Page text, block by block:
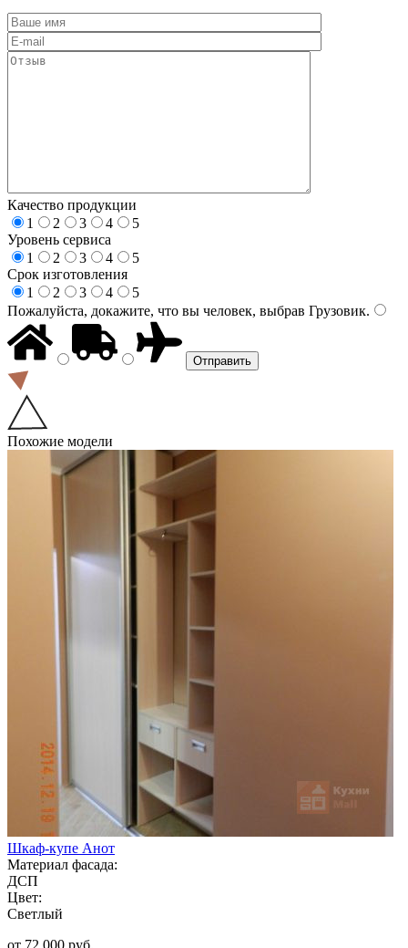
Качество продукции
1
2 3 4
5
Уровень сервиса
1
2 3 4
5
Срок изготовления
1
2 3 4
5
Пожалуйста, докажите, что вы человек, выбрав Грузовик.
Похожие модели
Шкаф-купе Анот
Материал фасада:
ДСП
Цвет:
Светлый
от 72 000 руб.